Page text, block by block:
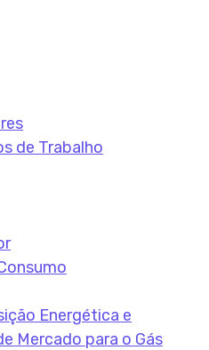
de Trabalho
Energética e
Mercado para o Gás